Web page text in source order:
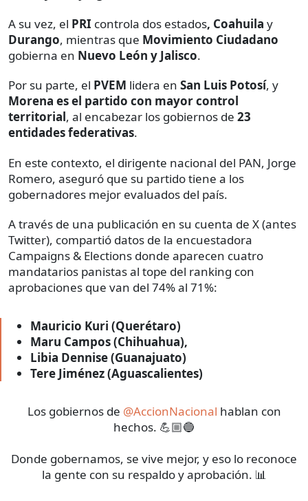
A su vez, el PRI controla dos estados, Coahuila y
Durango, mientras que Movimiento Ciudadano
gobierna en Nuevo León y Jalisco.
Por su parte, el PVEM lidera en San Luis Potosí, y
Morena es el partido con mayor control
territorial, al encabezar los gobiernos de 23
entidades federativas.
En este contexto, el dirigente nacional del PAN, Jorge
Romero, aseguró que su partido tiene a los
gobernadores mejor evaluados del país.
A través de una publicación en su cuenta de X (antes
Twitter), compartió datos de la encuestadora
Campaigns & Elections donde aparecen cuatro
mandatarios panistas al tope del ranking con
aprobaciones que van del 74% al 71%:
Mauricio Kuri (Querétaro)
Maru Campos (Chihuahua),
Libia Dennise (Guanajuato)
Tere Jiménez (Aguascalientes)
Los gobiernos de @AccionNacional hablan con
hechos. 💪🏼🔵
Donde gobernamos, se vive mejor, y eso lo reconoce
la gente con su respaldo y aprobación. 📊